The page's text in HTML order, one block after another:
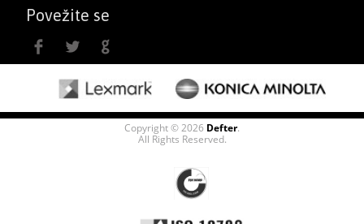
Povežite se
Copyright © 2026 Defter.
All Rights Reserved.